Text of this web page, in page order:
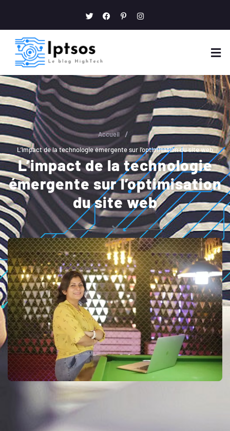
Accueil /
L’impact de la technologie émergente sur l’optimisation du site web
L’impact de la technologie
émergente sur l’optimisation
du site web